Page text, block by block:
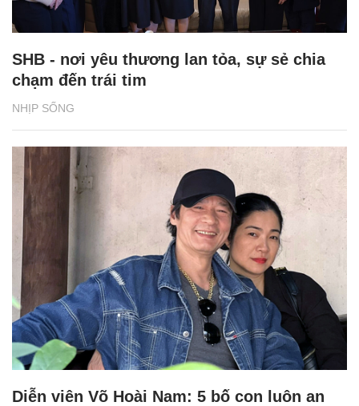
NHỊP SỐNG
SHB - nơi yêu thương lan tỏa, sự sẻ chia
chạm đến trái tim
Diễn viên Võ Hoài Nam: 5 bố con luôn an